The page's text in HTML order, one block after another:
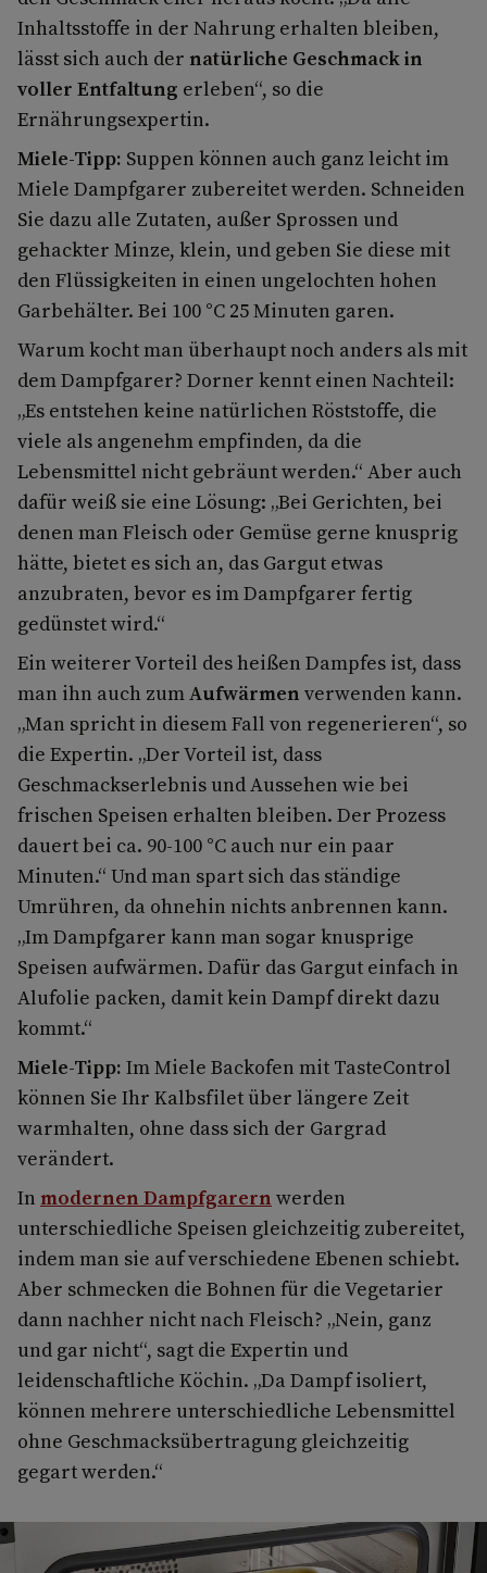
Inhaltsstoffe in der Nahrung erhalten bleiben,
lässt sich auch der natürliche Geschmack in
voller Entfaltung erleben“, so die
Ernährungsexpertin.
Miele-Tipp: Suppen können auch ganz leicht im
Miele Dampfgarer zubereitet werden. Schneiden
Sie dazu alle Zutaten, außer Sprossen und
gehackter Minze, klein, und geben Sie diese mit
den Flüssigkeiten in einen ungelochten hohen
Garbehälter. Bei 100 °C 25 Minuten garen.
Warum kocht man überhaupt noch anders als mit
dem Dampfgarer? Dorner kennt einen Nachteil:
„Es entstehen keine natürlichen Röststoffe, die
viele als angenehm empfinden, da die
Lebensmittel nicht gebräunt werden.“ Aber auch
dafür weiß sie eine Lösung: „Bei Gerichten, bei
denen man Fleisch oder Gemüse gerne knusprig
hätte, bietet es sich an, das Gargut etwas
anzubraten, bevor es im Dampfgarer fertig
gedünstet wird.“
Ein weiterer Vorteil des heißen Dampfes ist, dass
man ihn auch zumAufwärmen verwenden kann.
„Man spricht in diesem Fall von regenerieren“, so
die Expertin. „Der Vorteil ist, dass
Geschmackserlebnis und Aussehen wie bei
frischen Speisen erhalten bleiben. Der Prozess
dauert bei ca. 90-100 °C auch nur ein paar
Minuten.“ Und man spart sich das ständige
Umrühren, da ohnehin nichts anbrennen kann.
„Im Dampfgarer kann man sogar knusprige
Speisen aufwärmen. Dafür das Gargut einfach in
Alufolie packen, damit kein Dampf direkt dazu
kommt.“
Miele-Tipp: Im Miele Backofen mit TasteControl
können Sie Ihr Kalbsfilet über längere Zeit
warmhalten, ohne dass sich der Gargrad
verändert.
In modernen Dampfgarern werden
unterschiedliche Speisen gleichzeitig zubereitet,
indem man sie auf verschiedene Ebenen schiebt.
Aber schmecken die Bohnen für die Vegetarier
dann nachher nicht nach Fleisch? „Nein, ganz
und gar nicht“, sagt die Expertin und
leidenschaftliche Köchin. „Da Dampf isoliert,
können mehrere unterschiedliche Lebensmittel
ohne Geschmacksübertragung gleichzeitig
gegart werden.“